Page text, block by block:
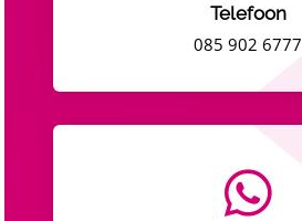
Telefoon
085 902 6777
